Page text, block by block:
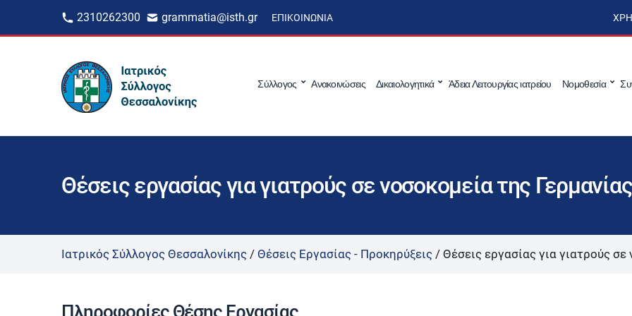
2310262300 grammatia@isth.gr ΕΠΙΚΟΙΝΩΝΊΑ
Σύλλογος Ανακοινώσεις Δικαιολογητικά Άδεια Λειτουργίας ιατρείου Νομοθεσία
Θέσεις εργασίας για γιατρούς σε νοσοκομεία της Γερμανίας
Ιατρικός Σύλλογος Θεσσαλονίκης / Θέσεις Εργασίας - Προκηρύξεις / Θέσεις εργασίας για γιατρούς
Πληροφορίες Θέσης Εργασίας